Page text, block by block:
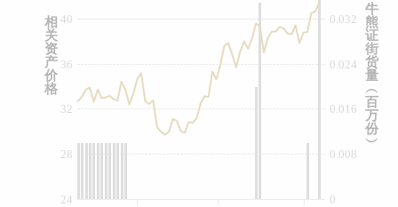
0
0.008
0.016
0.024
0.032
40
24
28
32
36
牛
熊
证
街
货
量
︵
百
万
份
︶
相
关
资
产
价
格
牛熊证文件及公告 (瑞信)
收市竞价变化